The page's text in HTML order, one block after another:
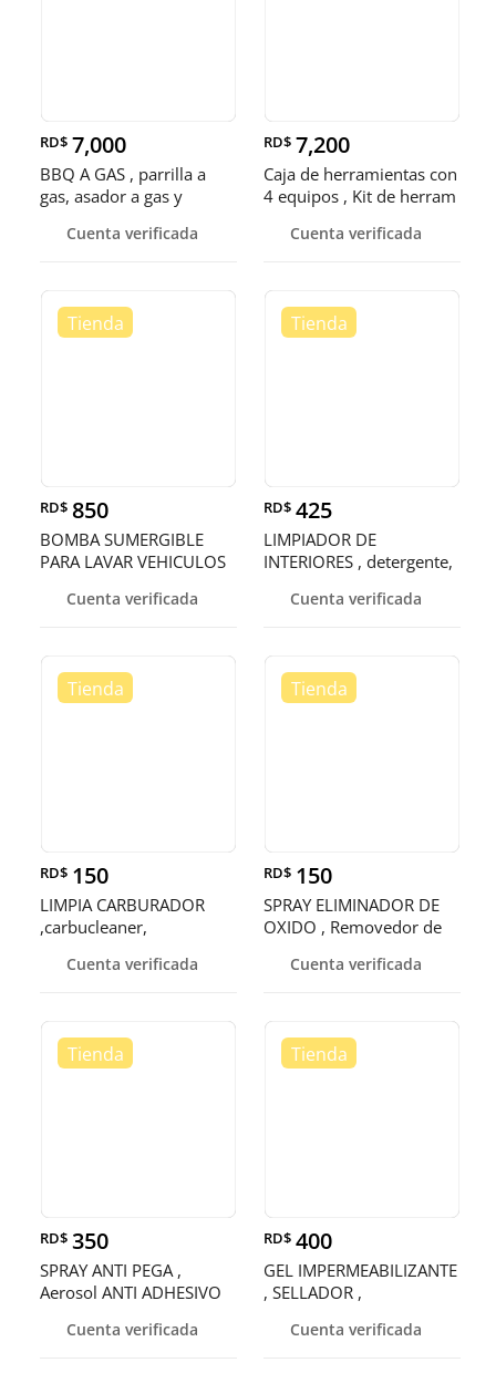
RD$ 7,000
BBQ A GAS , parrilla a
gas, asador a gas y
Cuenta verificada
RD$ 7,200
Caja de herramientas con
4 equipos , Kit de herram
Cuenta verificada
RD$ 850
BOMBA SUMERGIBLE
PARA LAVAR VEHICULOS
Cuenta verificada
RD$ 425
LIMPIADOR DE
INTERIORES , detergente,
Cuenta verificada
RD$ 150
LIMPIA CARBURADOR
,carbucleaner,
Cuenta verificada
RD$ 150
SPRAY ELIMINADOR DE
OXIDO , Removedor de
Cuenta verificada
RD$ 350
SPRAY ANTI PEGA ,
Aerosol ANTI ADHESIVO
Cuenta verificada
RD$ 400
GEL IMPERMEABILIZANTE
, SELLADOR ,
Cuenta verificada